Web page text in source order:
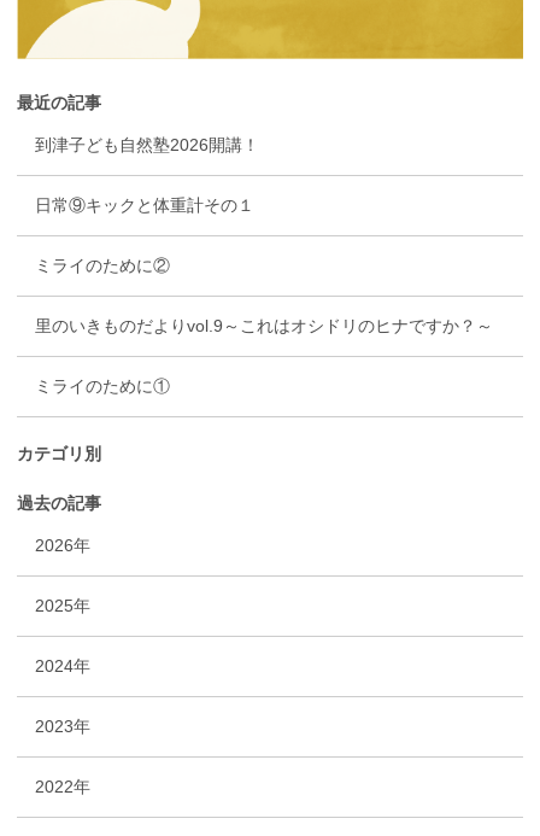
最近の記事
到津子ども自然塾2026開講！
日常⑨キックと体重計その１
ミライのために②
里のいきものだよりvol.9～これはオシドリのヒナですか？～
ミライのために①
カテゴリ別
過去の記事
2026年
2025年
2024年
2023年
2022年